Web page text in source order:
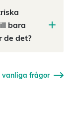
bara
de det?
frågor